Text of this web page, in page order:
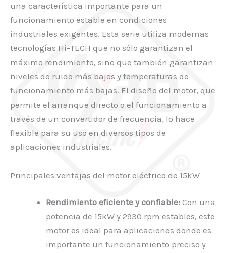
una característica importante para un
funcionamiento estable en condiciones
industriales exigentes. Esta serie utiliza modernas
tecnologías Hi-TECH que no sólo garantizan el
máximo rendimiento, sino que también garantizan
niveles de ruido más bajos y temperaturas de
funcionamiento más bajas. El diseño del motor, que
permite el arranque directo o el funcionamiento a
través de un convertidor de frecuencia, lo hace
flexible para su uso en diversos tipos de
aplicaciones industriales.
Principales ventajas del motor eléctrico de 15kW
Rendimiento eficiente y confiable: Con una
potencia de 15kW y 2930 rpm estables, este
motor es ideal para aplicaciones donde es
importante un funcionamiento preciso y